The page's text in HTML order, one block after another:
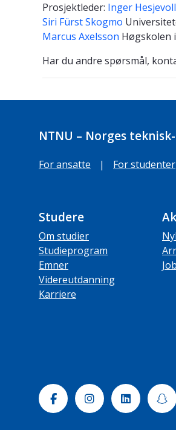
Prosjektleder: Inger
Siri Fürst Skogmo
Marcus Axelsson Høgskolen
Har du andre spørsmål,
NTNU – Norges
For ansatte | For studenter
Studere
Om studier
Studieprogram
Emner
Videreutdanning
Karriere
FacebookInstagramLinkedin